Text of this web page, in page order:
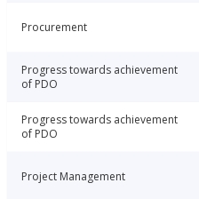
Procurement
Progress towards achievement
of PDO
Progress towards achievement
of PDO
Project Management